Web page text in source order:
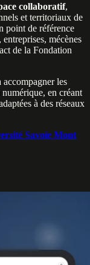
collaboratif,
et territoriaux de
point de référence
mécènes
de la Fondation
les
en créant
à des réseaux
Savoie Mont